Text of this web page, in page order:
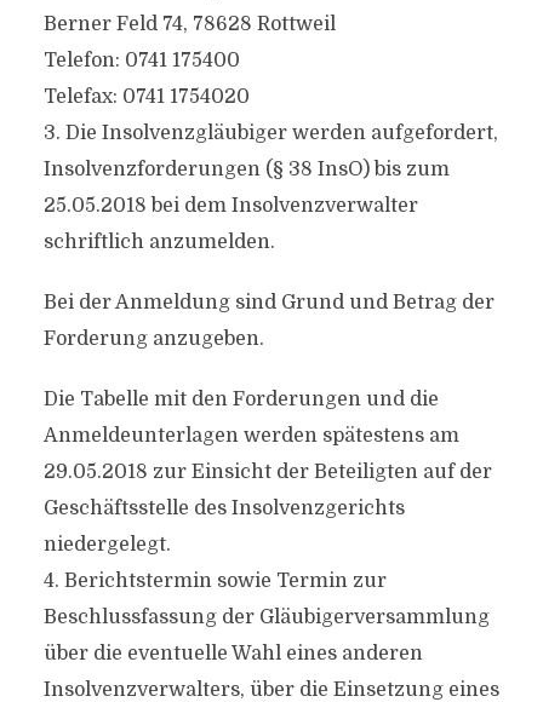
Berner Feld 74, 78628 Rottweil
Telefon: 0741 175400
Telefax: 0741 1754020
3. Die Insolvenzgläubiger werden aufgefordert,
Insolvenzforderungen (§ 38 InsO) bis zum
25.05.2018 bei dem Insolvenzverwalter
schriftlich anzumelden.
Bei der Anmeldung sind Grund und Betrag der
Forderung anzugeben.
Die Tabelle mit den Forderungen und die
Anmeldeunterlagen werden spätestens am
29.05.2018 zur Einsicht der Beteiligten auf der
Geschäftsstelle des Insolvenzgerichts
niedergelegt.
4. Berichtstermin sowie Termin zur
Beschlussfassung der Gläubigerversammlung
über die eventuelle Wahl eines anderen
Insolvenzverwalters, über die Einsetzung eines